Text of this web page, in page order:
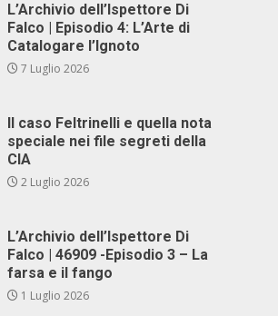
L’Archivio dell’Ispettore Di
Falco | Episodio 4: L’Arte di
Catalogare l’Ignoto
7 Luglio 2026
Il caso Feltrinelli e quella nota
speciale nei file segreti della
CIA
2 Luglio 2026
L’Archivio dell’Ispettore Di
Falco | 46909 -Episodio 3 – La
farsa e il fango
1 Luglio 2026